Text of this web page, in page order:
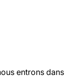
entrons dans